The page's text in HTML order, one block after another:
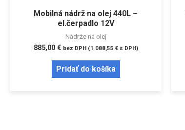
Mobilná nádrž na olej 440L –
el.čerpadlo 12V
Nádrže na olej
885,00 € bez DPH (1 088,55 €s DPH)
Pridať do košíka